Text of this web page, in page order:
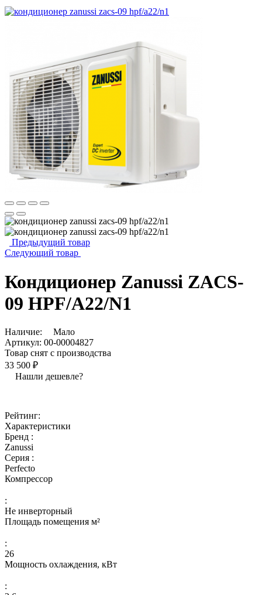
Предыдущий товар
Следующий товар
Кондиционер Zanussi ZACS-
09 HPF/A22/N1
Наличие:
Мало
Артикул: 00-00004827
Товар снят с производства
33 500 ₽
Нашли дешевле?
Рейтинг:
Характеристики
Бренд :
Zanussi
Серия :
Perfecto
Компрессор
:
Не инверторный
Площадь помещения м²
:
26
Мощность охлаждения, кВт
: